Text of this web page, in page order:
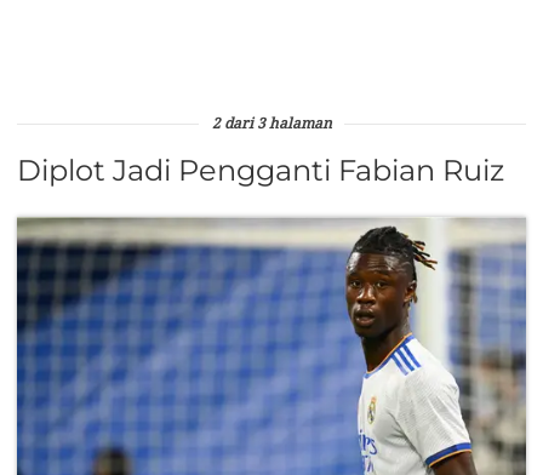
2 dari 3 halaman
Diplot Jadi Pengganti Fabian Ruiz